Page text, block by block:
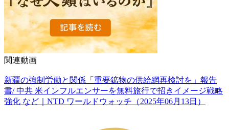
関連動画
新疆の強制労働と関係「重要鉱物の供給網再検討を」報告
書/ 中共 米インフルエンサーを無料旅行で招きイメージ戦略
強化 など｜NTD ワールドウォッチ（2025年06月13日）